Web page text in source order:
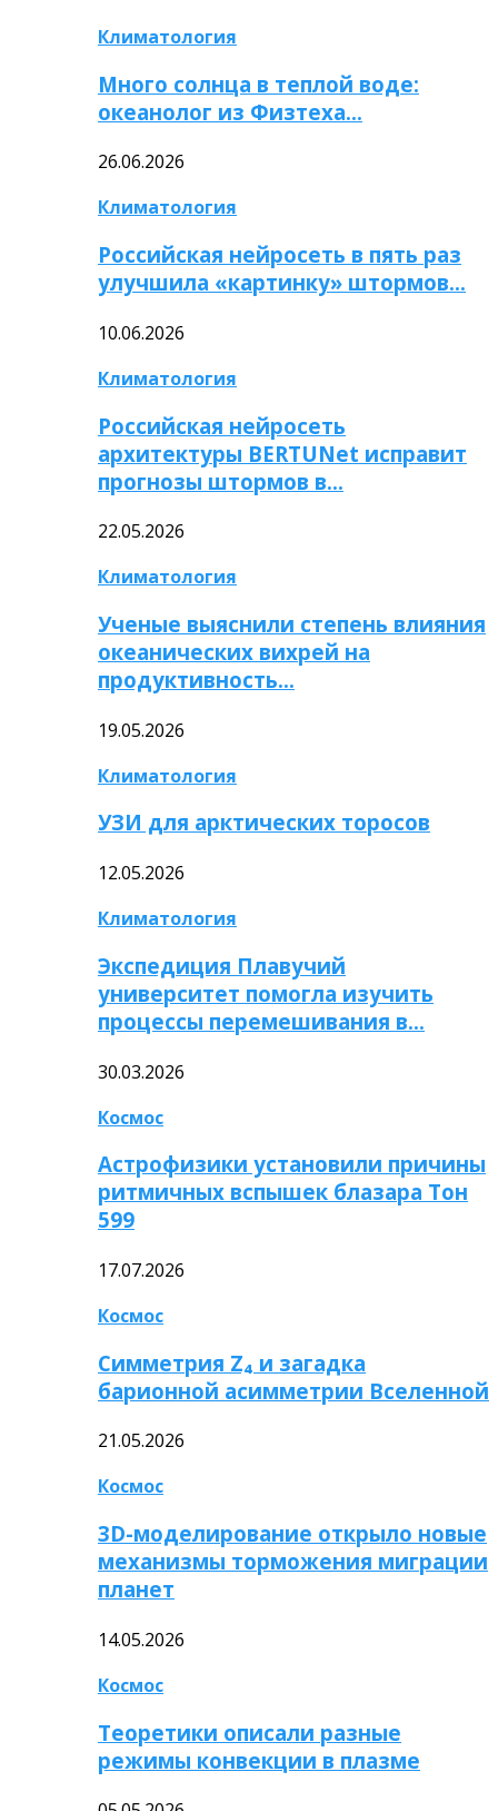
Климатология
Много солнца в теплой воде:
океанолог из Физтеха…
26.06.2026
Климатология
Российская нейросеть в пять раз
улучшила «картинку» штормов…
10.06.2026
Климатология
Российская нейросеть
архитектуры BERTUNet исправит
прогнозы штормов в…
22.05.2026
Климатология
Ученые выяснили степень влияния
океанических вихрей на
продуктивность…
19.05.2026
Климатология
УЗИ для арктических торосов
12.05.2026
Климатология
Экспедиция Плавучий
университет помогла изучить
процессы перемешивания в…
30.03.2026
Космос
Астрофизики установили причины
ритмичных вспышек блазара Тон
599
17.07.2026
Космос
Симметрия Z₄ и загадка
барионной асимметрии Вселенной
21.05.2026
Космос
3D-моделирование открыло новые
механизмы торможения миграции
планет
14.05.2026
Космос
Теоретики описали разные
режимы конвекции в плазме